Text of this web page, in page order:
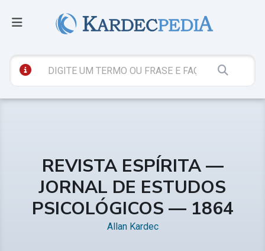
REVISTA ESPÍRITA —
JORNAL DE ESTUDOS
PSICOLÓGICOS — 1864
Allan Kardec